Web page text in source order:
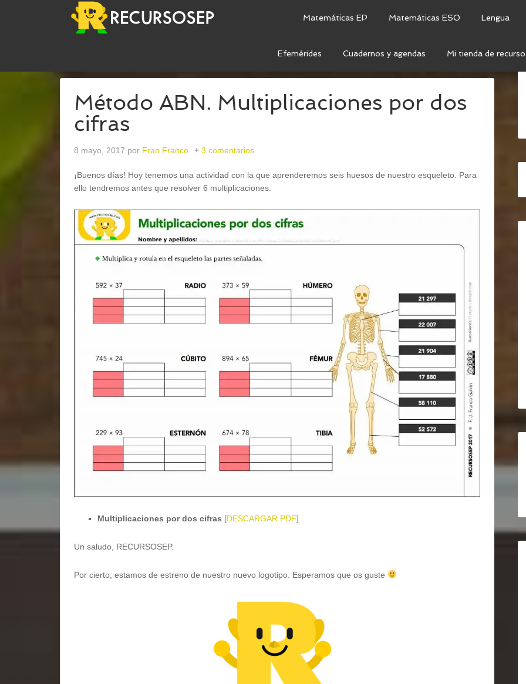
Matemáticas EP Matemáticas ESO Lengua
Efemérides Cuadernos y agendas Mi tienda de
MÉTODO ABN. MULTIPLICACIONES POR DOS CIFRAS
Método ABN. Multiplicaciones por dos
cifras
8 mayo, 2017 por Fran Franco 3 comentarios
¡Buenos días! Hoy tenemos una actividad con la que aprenderemos seis huesos de nuestro esqueleto. Para
ello tendremos antes que resolver 6 multiplicaciones.
Multiplicaciones por dos cifras [DESCARGAR PDF]
Un saludo, RECURSOSEP.
Por cierto, estamos de estreno de nuestro nuevo logotipo. Esperamos que os guste